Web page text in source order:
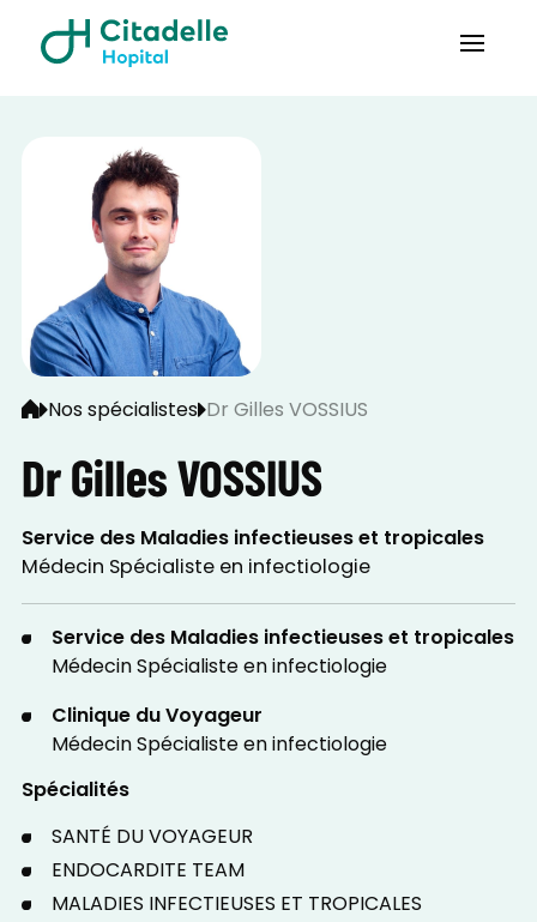
Nos spécialistes Dr Gilles VOSSIUS
Dr Gilles VOSSIUS
Service des Maladies infectieuses et tropicales
Médecin Spécialiste en infectiologie
Service des Maladies infectieuses et tropicales
Médecin Spécialiste en infectiologie
Clinique du Voyageur
Médecin Spécialiste en infectiologie
Spécialités
SANTÉ DU VOYAGEUR
ENDOCARDITE TEAM
MALADIES INFECTIEUSES ET TROPICALES